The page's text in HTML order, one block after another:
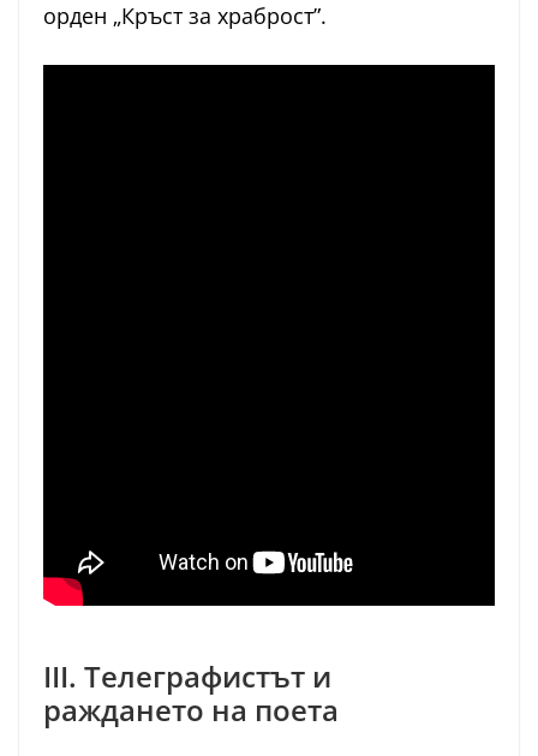
орден „Кръст за храброст”.
III. Телеграфистът и
раждането на поета